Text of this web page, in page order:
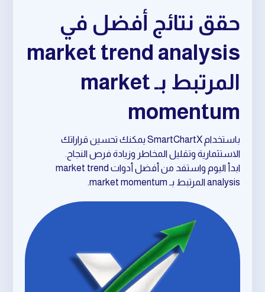
حقق نتائج أفضل في
market trend analysis
المرتبط بـ market
momentum
باستخدام SmartChartX يمكنك تحسين قراراتك
الاستثمارية وتقليل المخاطر وزيادة فرص النجاح.
ابدأ اليوم واستفد من أفضل أدوات market trend
analysis المرتبط بـ market momentum.